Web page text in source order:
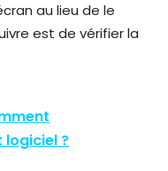
au lieu de le
est de vérifier la
?